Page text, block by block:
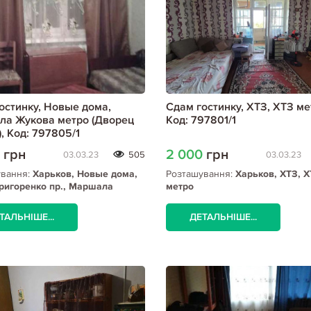
Новые дома,
Жукова метро (Дворец
Код: 797805/1
грн 03.03.23 505
Харьков, Новые дома,
пр., Маршала
Сдам гостинку, ХТЗ, ХТЗ
Код: 797801/1
2 000 грн 03.03.23
Розташування: Харьков, ХТЗ,
метро
ДЕТАЛЬНІШЕ...